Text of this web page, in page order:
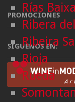
PROMOCIONES
SÍGUENOS EN:
Rías
Ribera
Ribeira
Rioja
Rueda